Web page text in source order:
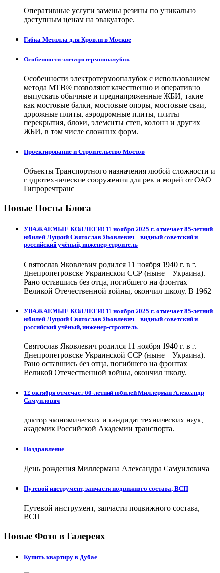
Оперативные услуги замены резины по уникально
доступным ценам на эвакуаторе.
Гибка Металла для Кровли в Москве
Особенности электротермоопалубок
Особенности электротермоопалубок с использованием
метода МТВ® позволяют качественно и оперативно
выпускать обычные и преднапряженные ЖБИ, такие
как мостовые балки, мостовые опоры, мостовые сваи,
дорожные плиты, аэродромные плиты, плиты
перекрытия, блоки, элементы стен, колонн и других
ЖБИ, в том числе сложных форм.
Проектирование и Строительство Мостов
Объекты Транспортного назначения любой сложности и
гидротехнические сооружения для рек и морей от ОАО
Гипроречтранс
Новые Посты Блога
УВАЖАЕМЫЕ КОЛЛЕГИ! 11 ноября 2025 г. отмечает 85-летний
юбилей Луцкий Святослав Яковлевич – видный советский и
российский учёный, инженер-строитель
Святослав Яковлевич родился 11 ноября 1940 г. в г.
Днепропетровске Украинской ССР (ныне – Украина).
Рано оставшись без отца, погибшего на фронтах
Великой Отечественной войны, окончил школу. В 1962
УВАЖАЕМЫЕ КОЛЛЕГИ! 11 ноября 2025 г. отмечает 85-летний
юбилей Луцкий Святослав Яковлевич – видный советский и
российский учёный, инженер-строитель
Святослав Яковлевич родился 11 ноября 1940 г. в г.
Днепропетровске Украинской ССР (ныне – Украина).
Рано оставшись без отца, погибшего на фронтах
Великой Отечественной войны, окончил школу.
12 октября отмечает 60-летний юбилей Миллерман Александр
Самуилович
доктор экономических и кандидат технических наук,
академик Российской Академии транспорта.
Поздравление
День рождения Миллермана Александра Самуиловича
Путевой инструмент, запчасти подвижного состава, ВСП
Путевой инструмент, запчасти подвижного состава,
ВСП
Новые Фото в Галереях
Купить квартиру в Дубае